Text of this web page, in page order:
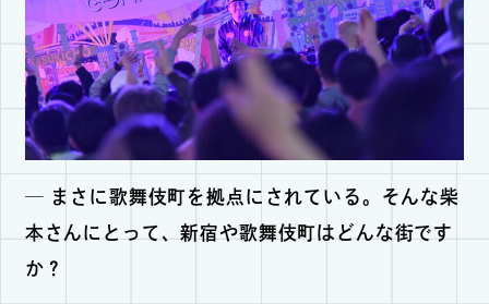
─ まさに歌舞伎町を拠点にされている。そんな柴
本さんにとって、新宿や歌舞伎町はどんな街です
か？